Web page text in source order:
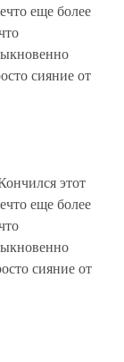
еще более
сияние от
этот
еще более
сияние от